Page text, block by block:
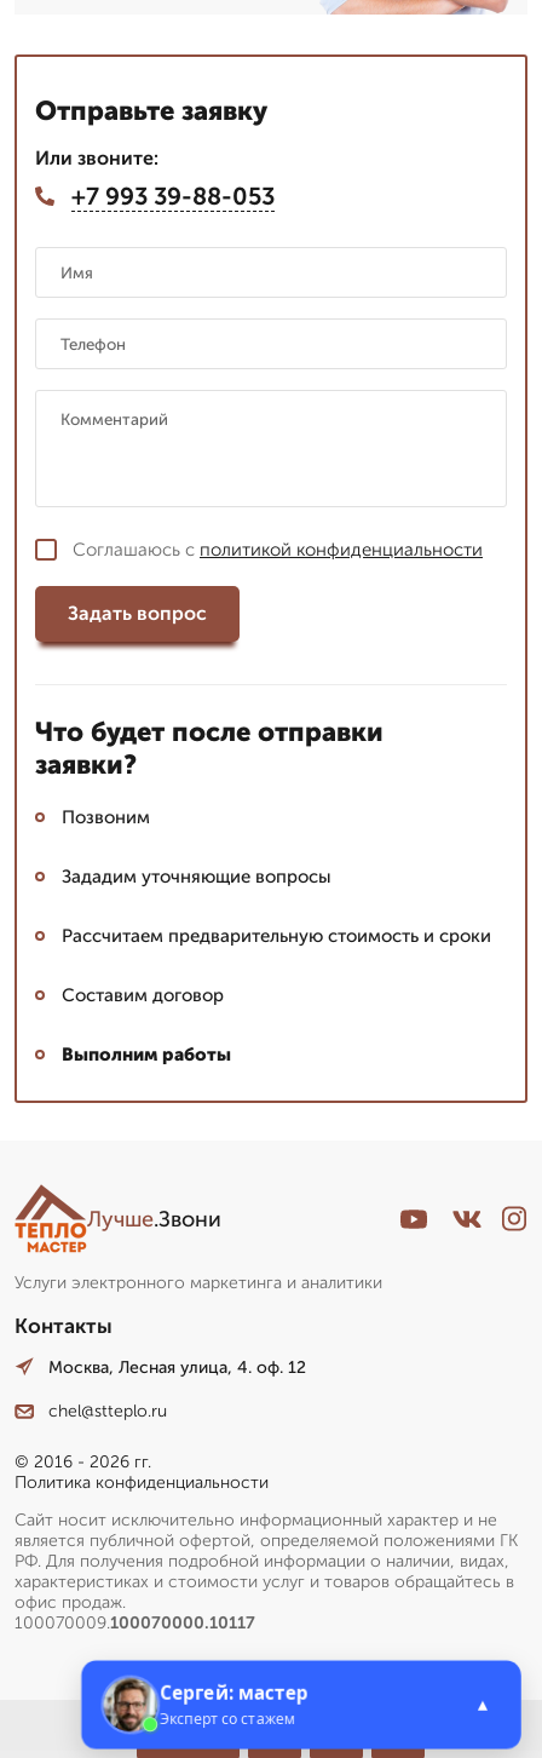
Отправьте заявку
Или звоните:
+7 993 39-88-053
Соглашаюсь с политикой конфиденциальности
Задать вопрос
Что будет после отправки
заявки?
Позвоним
Зададим уточняющие вопросы
Рассчитаем предварительную стоимость и сроки
Составим договор
Выполним работы
Лучше.Звони
Услуги электронного маркетинга и аналитики
Контакты
Москва, Лесная улица, 4. оф. 12
chel@stteplo.ru
© 2016 - 2026 гг.
Политика конфиденциальности
Сайт носит исключительно информационный характер и не
является публичной офертой, определяемой положениями ГК
РФ. Для получения подробной информации о наличии, видах,
характеристиках и стоимости услуг и товаров обращайтесь в
офис продаж.
100070009.100070000.10117
Меню
Сергей: мастер
Эксперт со стажем
▲